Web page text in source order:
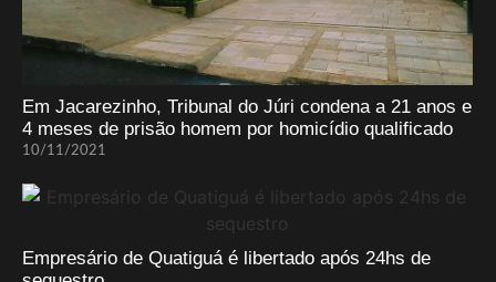
Em Jacarezinho, Tribunal do Júri condena a 21 anos e
4 meses de prisão homem por homicídio qualificado
10/11/2021
Empresário de Quatiguá é libertado após 24hs de